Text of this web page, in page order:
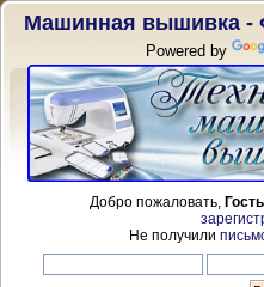
Машинная вышивка -
Powered by
Добро пожаловать, Гость
Не получили